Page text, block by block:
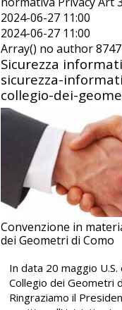
2024-06-27 11:00
2024-06-27 11:00
Array() no author
Sicurezza
sicurezza-
collegio-dei-
Convenzione in
dei Geometri di Como
In data 20 maggio
Collegio dei Geometri
Ringraziamo il